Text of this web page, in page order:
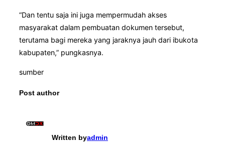
“Dan tentu saja ini juga mempermudah akses
masyarakat dalam pembuatan dokumen tersebut,
terutama bagi mereka yang jaraknya jauh dari ibukota
kabupaten,” pungkasnya.
sumber
Post author
Written byadmin